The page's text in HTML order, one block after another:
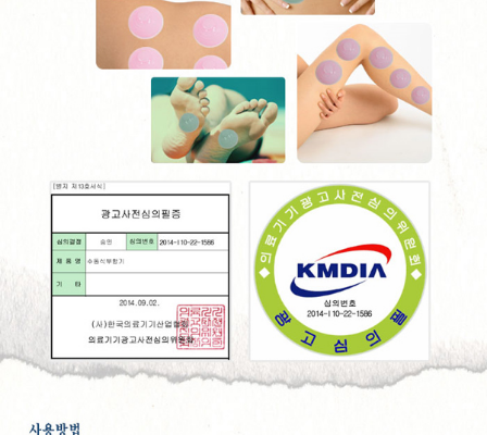
이코 라이프 하